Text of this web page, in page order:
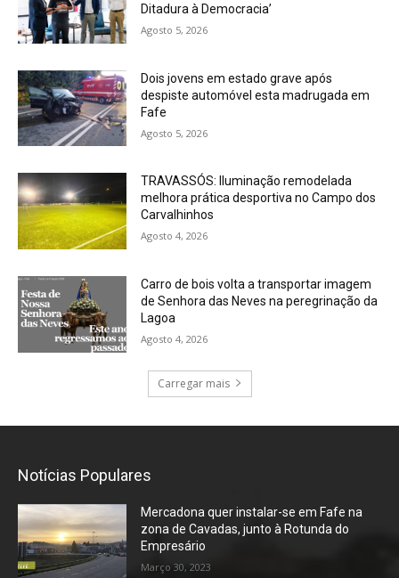
Ditadura à Democracia’
Agosto 5, 2026
Dois jovens em estado grave após
despiste automóvel esta madrugada em
Fafe
Agosto 5, 2026
TRAVASSÓS: Iluminação remodelada
melhora prática desportiva no Campo dos
Carvalhinhos
Agosto 4, 2026
Carro de bois volta a transportar imagem
de Senhora das Neves na peregrinação da
Lagoa
Agosto 4, 2026
Carregar mais
Notícias Populares
Mercadona quer instalar-se em Fafe na
zona de Cavadas, junto à Rotunda do
Empresário
Março 30, 2023